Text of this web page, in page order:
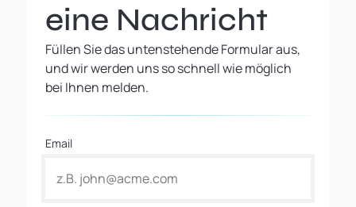
eine Nachricht
Füllen Sie das untenstehende Formular aus,
und wir werden uns so schnell wie möglich
bei Ihnen melden.
Email